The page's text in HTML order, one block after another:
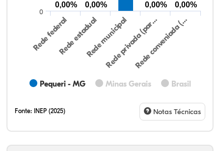
Pequeri - MG Minas Gerais Brasil
Rede federalRede estadualRede municipal
Rede privada (par…Rede conveniada (…
0
0,00% 0,00% 0,00% 0,00%
Fonte: INEP (2025) Notas Técnicas